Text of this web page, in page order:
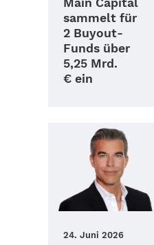
sammelt für
2 Buyout-
Funds über
5,25 Mrd.
€ ein
24. Juni 2026